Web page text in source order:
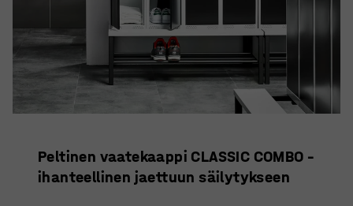
Peltinen vaatekaappi CLASSIC COMBO –
ihanteellinen jaettuun säilytykseen